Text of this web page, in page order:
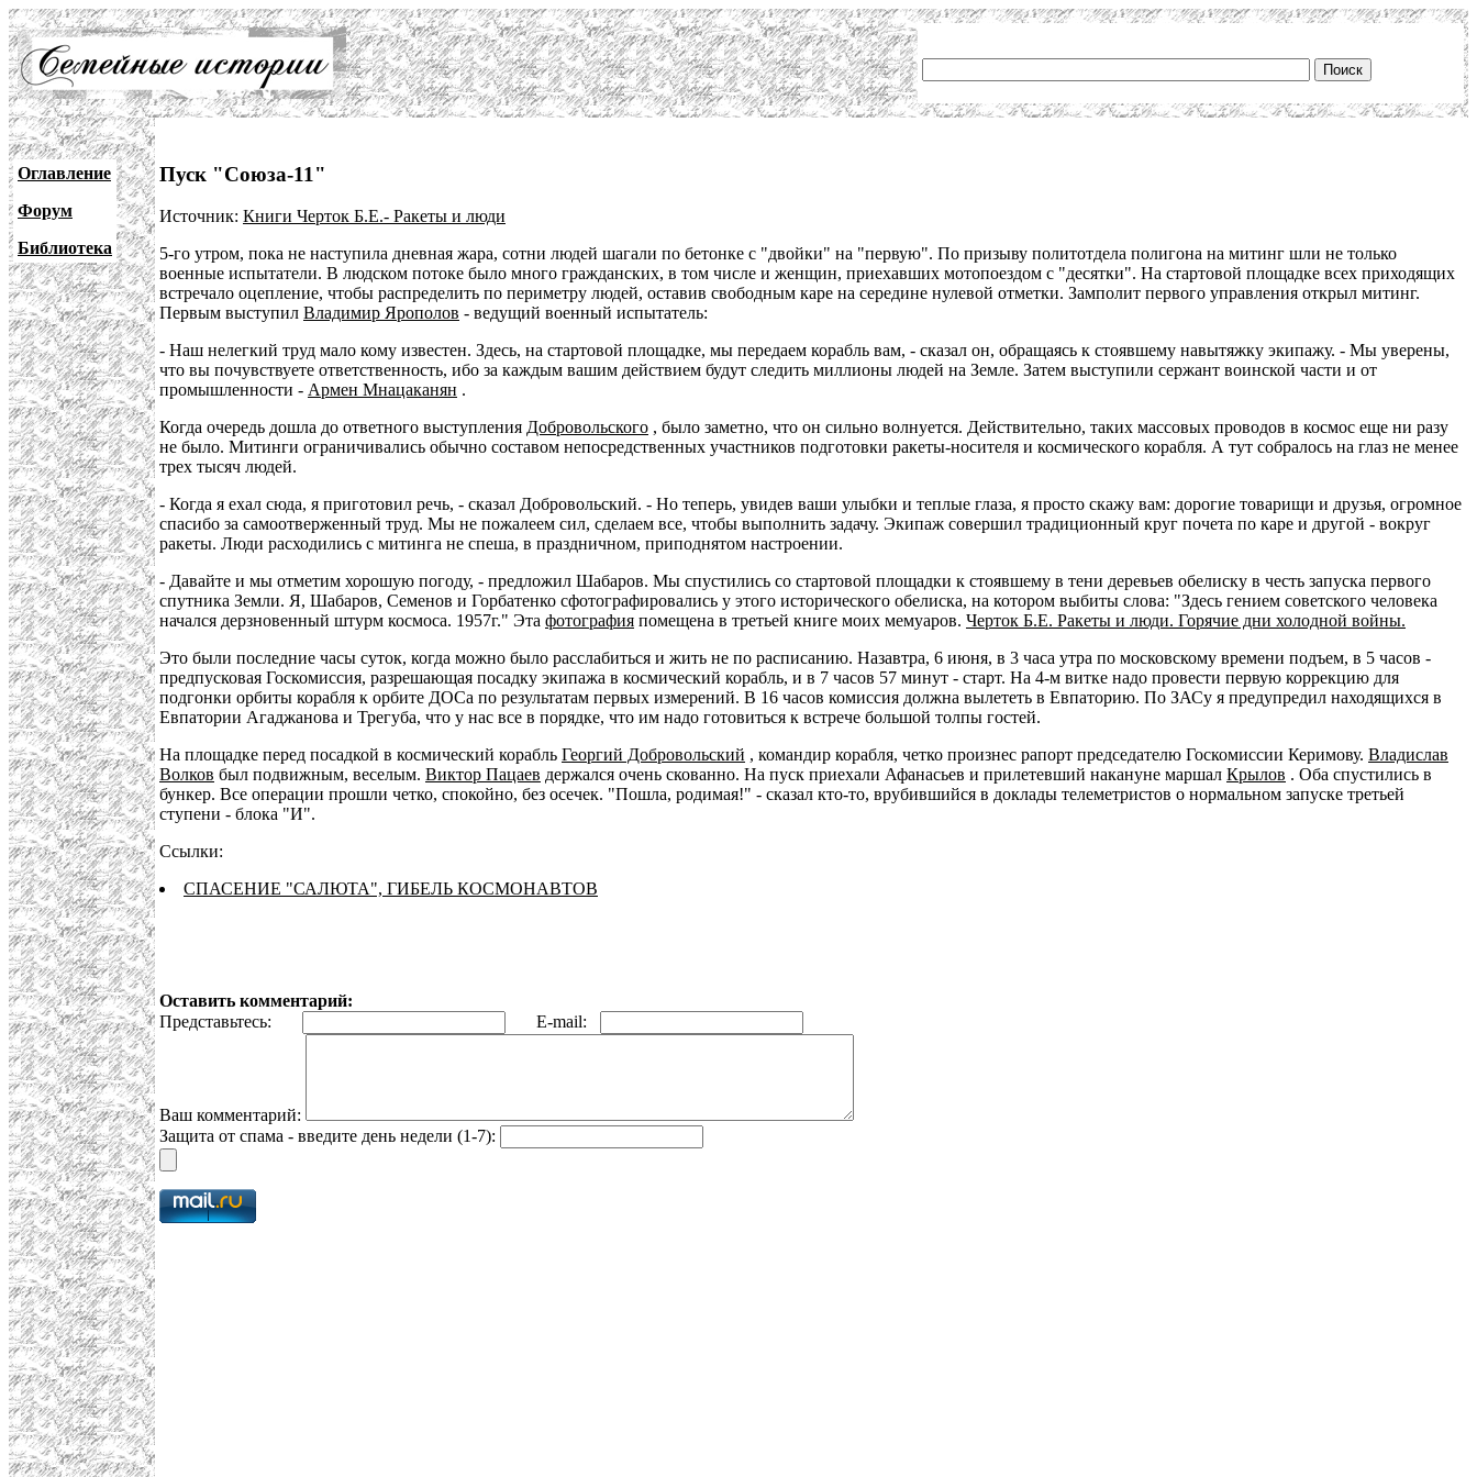
Оглавление
Форум
Библиотека
Пуск "Союза-11"
Источник: Книги Черток Б.Е.- Ракеты и люди
5-го утром, пока не наступила дневная жара, сотни людей шагали по бетонке с "двойки" на "первую". По призыву политотдела полигона на митинг шли не только
военные испытатели. В людском потоке было много гражданских, в том числе и женщин, приехавших мотопоездом с "десятки". На стартовой площадке всех приходящих
встречало оцепление, чтобы распределить по периметру людей, оставив свободным каре на середине нулевой отметки. Замполит первого управления открыл митинг.
Первым выступил Владимир Ярополов - ведущий военный испытатель:
- Наш нелегкий труд мало кому известен. Здесь, на стартовой площадке, мы передаем корабль вам, - сказал он, обращаясь к стоявшему навытяжку экипажу. - Мы уверены,
что вы почувствуете ответственность, ибо за каждым вашим действием будут следить миллионы людей на Земле. Затем выступили сержант воинской части и от
промышленности - Армен Мнацаканян .
Когда очередь дошла до ответного выступления Добровольского , было заметно, что он сильно волнуется. Действительно, таких массовых проводов в космос еще ни разу
не было. Митинги ограничивались обычно составом непосредственных участников подготовки ракеты-носителя и космического корабля. А тут собралось на глаз не менее
трех тысяч людей.
- Когда я ехал сюда, я приготовил речь, - сказал Добровольский. - Но теперь, увидев ваши улыбки и теплые глаза, я просто скажу вам: дорогие товарищи и друзья, огромное
спасибо за самоотверженный труд. Мы не пожалеем сил, сделаем все, чтобы выполнить задачу. Экипаж совершил традиционный круг почета по каре и другой - вокруг
ракеты. Люди расходились с митинга не спеша, в праздничном, приподнятом настроении.
- Давайте и мы отметим хорошую погоду, - предложил Шабаров. Мы спустились со стартовой площадки к стоявшему в тени деревьев обелиску в честь запуска первого
спутника Земли. Я, Шабаров, Семенов и Горбатенко сфотографировались у этого исторического обелиска, на котором выбиты слова: "Здесь гением советского человека
начался дерзновенный штурм космоса. 1957г." Эта фотография помещена в третьей книге моих мемуаров. Черток Б.Е. Ракеты и люди. Горячие дни холодной войны.
Это были последние часы суток, когда можно было расслабиться и жить не по расписанию. Назавтра, 6 июня, в 3 часа утра по московскому времени подъем, в 5 часов -
предпусковая Госкомиссия, разрешающая посадку экипажа в космический корабль, и в 7 часов 57 минут - старт. На 4-м витке надо провести первую коррекцию для
подгонки орбиты корабля к орбите ДОСа по результатам первых измерений. В 16 часов комиссия должна вылететь в Евпаторию. По ЗАСу я предупредил находящихся в
Евпатории Агаджанова и Трегуба, что у нас все в порядке, что им надо готовиться к встрече большой толпы гостей.
На площадке перед посадкой в космический корабль Георгий Добровольский , командир корабля, четко произнес рапорт председателю Госкомиссии Керимову. Владислав
Волков был подвижным, веселым. Виктор Пацаев держался очень скованно. На пуск приехали Афанасьев и прилетевший накануне маршал Крылов . Оба спустились в
бункер. Все операции прошли четко, спокойно, без осечек. "Пошла, родимая!" - сказал кто-то, врубившийся в доклады телеметристов о нормальном запуске третьей
ступени - блока "И".
Ссылки:
СПАСЕНИЕ "САЛЮТА", ГИБЕЛЬ КОСМОНАВТОВ
Оставить комментарий:
Представьтесь:
E-mail:
Ваш комментарий:
Защита от спама - введите день недели (1-7):